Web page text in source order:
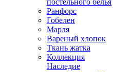
постельного белья
Ранфорс
Гобелен
Марля
Вареный хлопок
Ткань жатка
Коллекция
Наследие